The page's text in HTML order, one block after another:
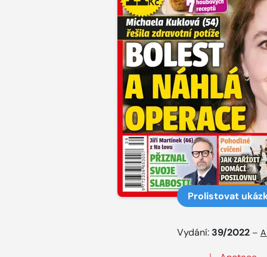
Prolistovat
Vydání: 39/2022 –